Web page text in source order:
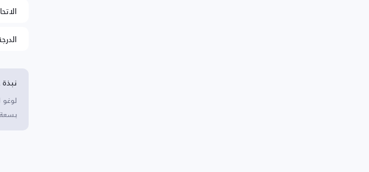
بسعة 8000 متفرج، ويشتهر بتطوير المواهب الشابة.